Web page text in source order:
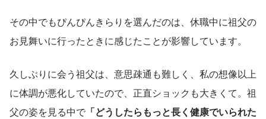
その中でもぴんぴんきらりを選んだのは、休職中に祖父の
お見舞いに行ったときに感じたことが影響しています。
久しぶりに会う祖父は、意思疎通も難しく、私の想像以上
に体調が悪化していたので、正直ショックも大きくて。祖
父の姿を見る中で 「どうしたらもっと長く健康でいられた